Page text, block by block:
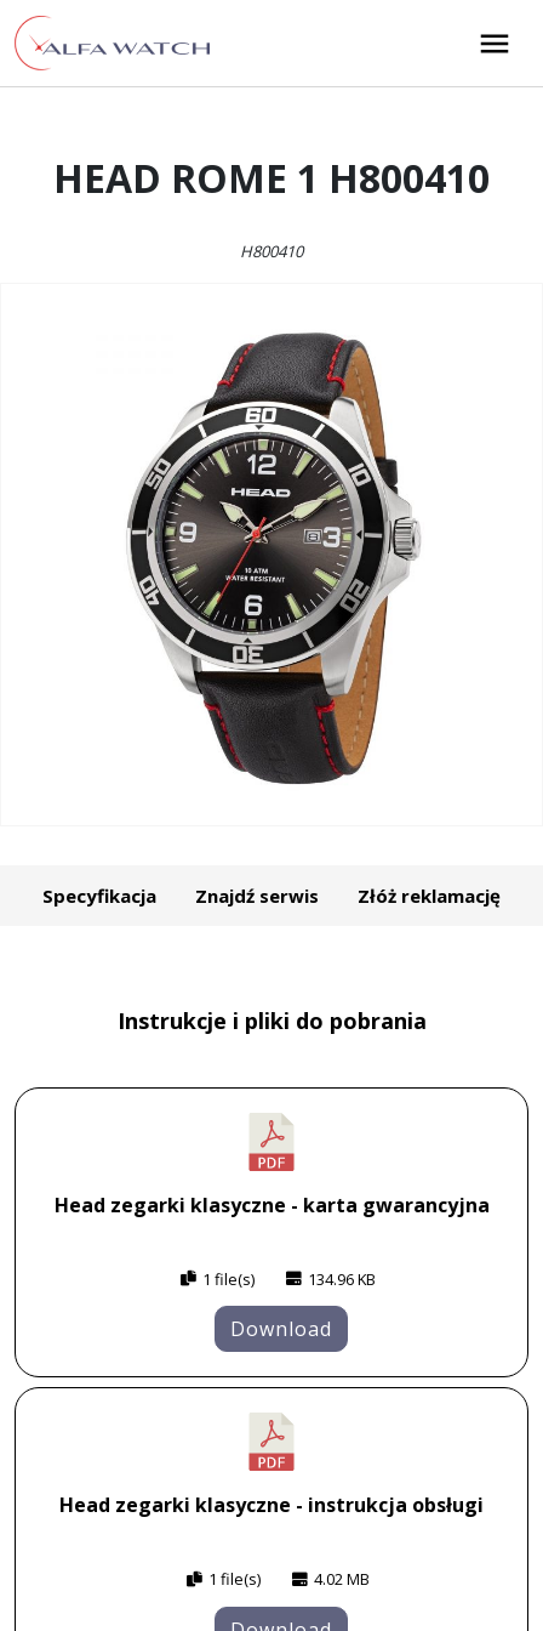
Przejdź do treści
Main Navigation
HEAD ROME 1 H800410
H800410
Specyfikacja Znajdź serwis Złóż reklamację
Instrukcje i pliki do pobrania
Head zegarki klasyczne - karta gwarancyjna
1 file(s) 134.96 KB
Download
Head zegarki klasyczne - instrukcja obsługi
1 file(s) 4.02 MB